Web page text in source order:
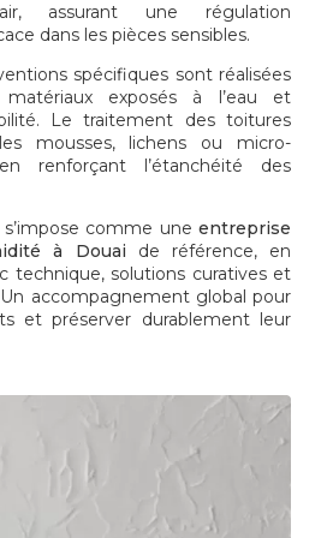
assurant une régulation
dans les pièces sensibles.
spécifiques sont réalisées
exposés à l’eau et
Le traitement des toitures
mousses, lichens ou micro-
renforçant l’étanchéité des
comme uneentreprise
à Douai de référence, en
technique, solutions curatives et
accompagnement global pour
et préserver durablement leur